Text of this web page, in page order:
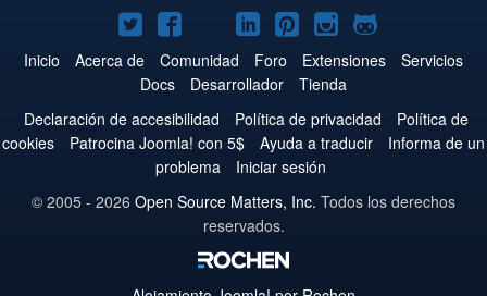
Joomla!
en
Twitter
Joomla!
en
Facebook
Joomla!
en
YouTube
Joomla!
en
LinkedIn
Joomla!
en
Pinterest
Joomla!
en
Instagram
Joomla!
en
Inicio Acerca de Comunidad Foro Extensiones
Servicios
Docs
Desarrollador
Tienda
Declaración de accesibilidad
Política de privacidad
Política de
cookies
Patrocina Joomla! con 5$ Ayuda a traducir
Informa de un
problema
Iniciar sesión
© 2005 - 2026 Open Source Matters, Inc. Todos los derechos
reservados.